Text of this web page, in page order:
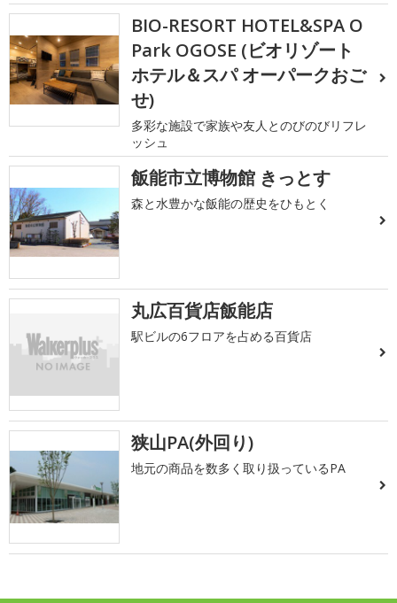
BIO-RESORT HOTEL&SPA O
Park OGOSE (ビオリゾート
ホテル＆スパ オーパークおご
せ)
多彩な施設で家族や友人とのびのびリフレ
ッシュ
飯能市立博物館 きっとす
森と水豊かな飯能の歴史をひもとく
丸広百貨店飯能店
駅ビルの6フロアを占める百貨店
狭山PA(外回り)
地元の商品を数多く取り扱っているPA